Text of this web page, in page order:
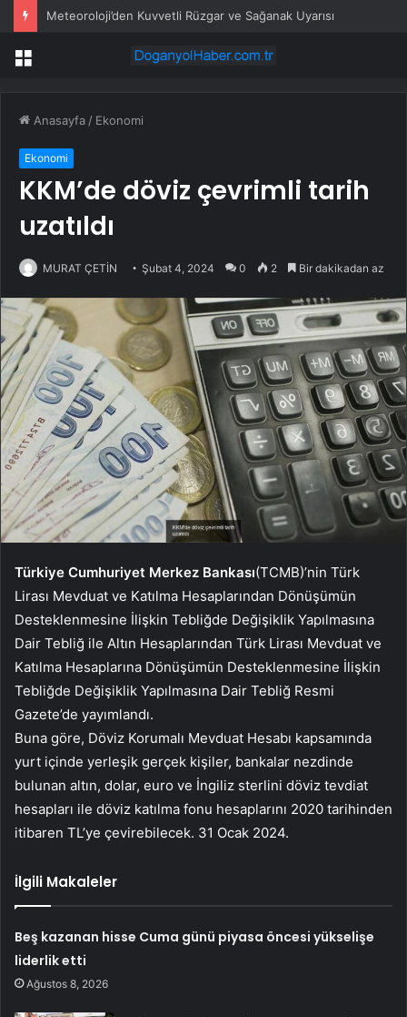
Meteoroloji’den Kuvvetli Rüzgar ve Sağanak Uyarısı
Menü
Anasayfa / Ekonomi
Ekonomi
KKM’de döviz çevrimli tarih
uzatıldı
MURAT ÇETİN Şubat 4, 2024 0 2 Bir dakikadan az
Türkiye Cumhuriyet Merkez Bankası(TCMB)’nin Türk
Lirası Mevduat ve Katılma Hesaplarından Dönüşümün
Desteklenmesine İlişkin Tebliğde Değişiklik Yapılmasına
Dair Tebliğ ile Altın Hesaplarından Türk Lirası Mevduat ve
Katılma Hesaplarına Dönüşümün Desteklenmesine İlişkin
Tebliğde Değişiklik Yapılmasına Dair Tebliğ Resmi
Gazete’de yayımlandı.
Buna göre, Döviz Korumalı Mevduat Hesabı kapsamında
yurt içinde yerleşik gerçek kişiler, bankalar nezdinde
bulunan altın, dolar, euro ve İngiliz sterlini döviz tevdiat
hesapları ile döviz katılma fonu hesaplarını 2020 tarihinden
itibaren TL’ye çevirebilecek. 31 Ocak 2024.
İlgili Makaleler
Beş kazanan hisse Cuma günü piyasa öncesi yükselişe
liderlik etti
Ağustos 8, 2026